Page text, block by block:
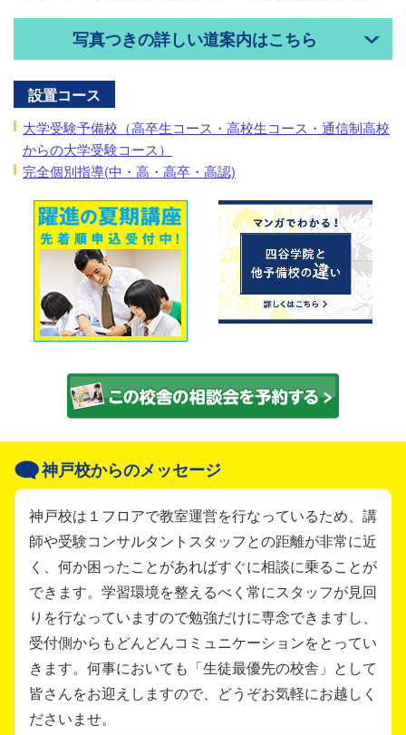
写真つきの詳しい道案内はこちら
設置コース
大学受験予備校（高卒生コース・高校生コース・通信制高校
からの大学受験コース）
完全個別指導(中・高・高卒・高認)
神戸校からのメッセージ
神戸校は１フロアで教室運営を行なっているため、講
師や受験コンサルタントスタッフとの距離が非常に近
く、何か困ったことがあればすぐに相談に乗ることが
できます。学習環境を整えるべく常にスタッフが見回
りを行なっていますので勉強だけに専念できますし、
受付側からもどんどんコミュニケーションをとってい
きます。何事においても「生徒最優先の校舎」として
皆さんをお迎えしますので、どうぞお気軽にお越しく
ださいませ。